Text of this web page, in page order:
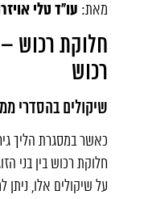
מאת: עו"ד טלי
חלוקת רכוש
רכוש
שיקולים בהסדרי
כאשר במסגרת הליך
חלוקת רכוש בין בני
על שיקולים אלו, ניתן